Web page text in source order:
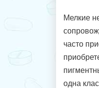
Мелкие
часто
одна